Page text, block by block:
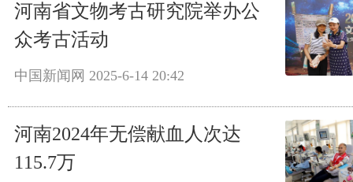
河南省文物考古研究院举办公
众考古活动
中国新闻网 2025-6-14 20:42
河南2024年无偿献血人次达
115.7万